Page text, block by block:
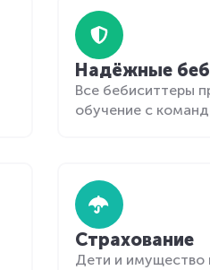
Надёжные
Все бебиситтеры
обучение с
Страхование
Дети и имущество